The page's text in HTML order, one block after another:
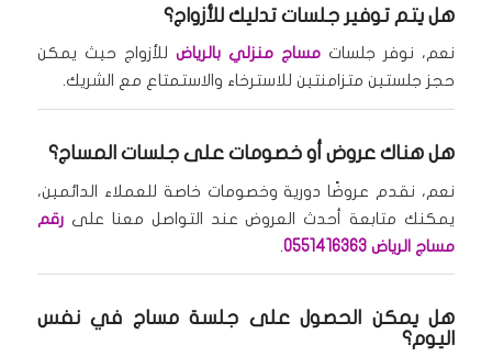
هل يتم توفير جلسات تدليك للأزواج؟
نعم، نوفر جلسات مساج منزلي بالرياض للأزواج حيث يمكن
حجز جلستين متزامنتين للاسترخاء والاستمتاع مع الشريك.
هل هناك عروض أو خصومات على جلسات المساج؟
نعم، نقدم عروضًا دورية وخصومات خاصة للعملاء الدائمين،
يمكنك متابعة أحدث العروض عند التواصل معنا علىرقم
مساج الرياض 0551416363
.
هل يمكن الحصول على جلسة مساج في نفس
اليوم؟